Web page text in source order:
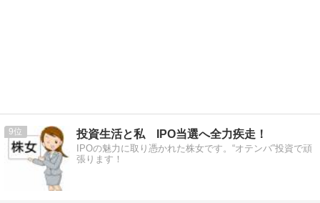
9 投資生活と私 IPO当選へ全力疾走！
IPOの魅力に取り憑かれた株女です。“オテンバ”投資で頑
張ります！